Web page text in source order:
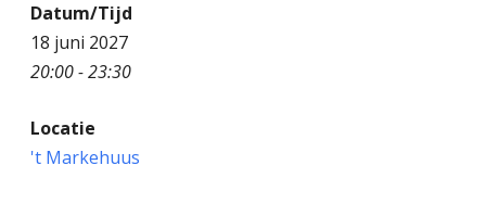
o
Datum/Tijd
18 juni 2027
20:00 - 23:30
Locatie
't Markehuus